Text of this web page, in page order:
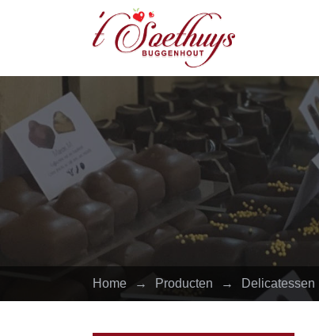
Home → Producten → Delicatessen